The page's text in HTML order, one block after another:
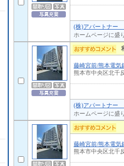
(株)アパートナー
ホームページに盛
藤崎宮前/熊本電気
熊本市中央区北千
(株)アパートナー
ホームページに盛
藤崎宮前/熊本電気
熊本市中央区北千